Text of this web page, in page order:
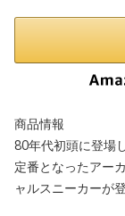
商品情報
80年代初頭に登場
定番となったアー
ャルスニーカーが登